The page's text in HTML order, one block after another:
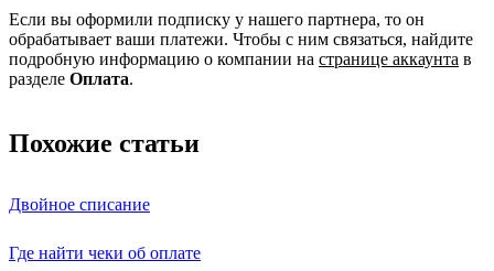
Если вы оформили подписку у нашего партнера, то он
обрабатывает ваши платежи. Чтобы с ним связаться, найдите
подробную информацию о компании на странице аккаунта в
разделе Оплата.
Похожие статьи
Двойное списание
Где найти чеки об оплате